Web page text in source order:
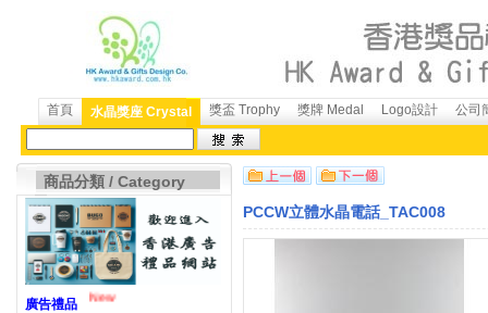
首頁 水晶獎座 Crystal 獎盃 Trophy 獎牌 Medal Logo設計 公司
商品分類 / Category
廣告禮品 New
PCCW立體水晶電話_TAC008